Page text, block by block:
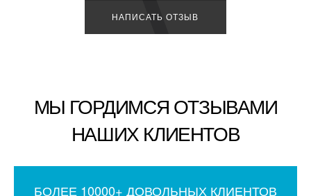
НАПИСАТЬ ОТЗЫВ
МЫ ГОРДИМСЯ ОТЗЫВАМИ
НАШИХ КЛИЕНТОВ
БОЛЕЕ 10000+ ДОВОЛЬНЫХ КЛИЕНТОВ